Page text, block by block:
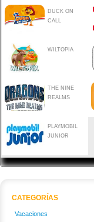
DUCK ON
CALL
WILTOPIA
THE NINE
REALMS
PLAYMOBIL
JUNIOR
CATEGORÍAS
Vacaciones